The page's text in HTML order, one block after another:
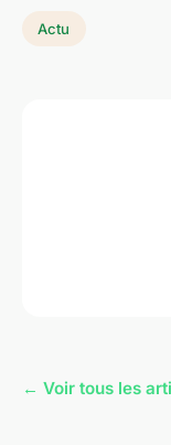
Actu
← Voir tous les